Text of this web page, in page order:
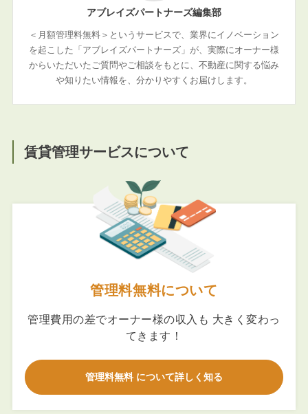
アブレイズパートナーズ編集部
＜月額管理料無料＞というサービスで、業界にイノベーション
を起こした「アブレイズパートナーズ」が、実際にオーナー様
からいただいたご質問やご相談をもとに、不動産に関する悩み
や知りたい情報を、分かりやすくお届けします。
賃貸管理サービスについて
管理料無料について
管理費用の差でオーナー様の収入も 大きく変わっ
てきます！
管理料無料 について詳しく知る